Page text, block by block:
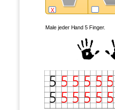
Male jeder Hand 5 Finger.
5
5
x
55 5
55 5
5
5
5
5